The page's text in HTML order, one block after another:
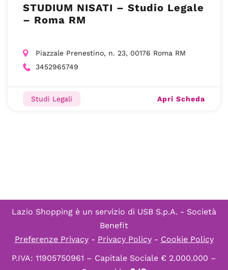
STUDIUM NISATI – Studio Legale
– Roma RM
Piazzale Prenestino, n. 23, 00176 Roma RM
3452965749
Studi Legali Apri Scheda
Lazio Shopping è un servizio di USB S.p.A. - Società
Benefit
Preferenze Privacy- Privacy Policy- Cookie Policy
P.IVA: 11905750961 – Capitale Sociale € 2.000.000 –